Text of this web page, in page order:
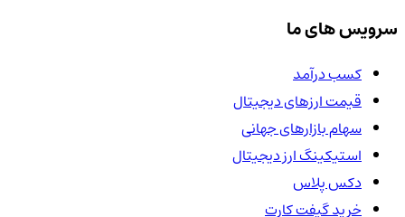
سرویس های ما
کسب درآمد
قیمت ارزهای دیجیتال
سهام بازارهای جهانی
استیکینگ ارز دیجیتال
دکس پلاس
خرید گیفت کارت